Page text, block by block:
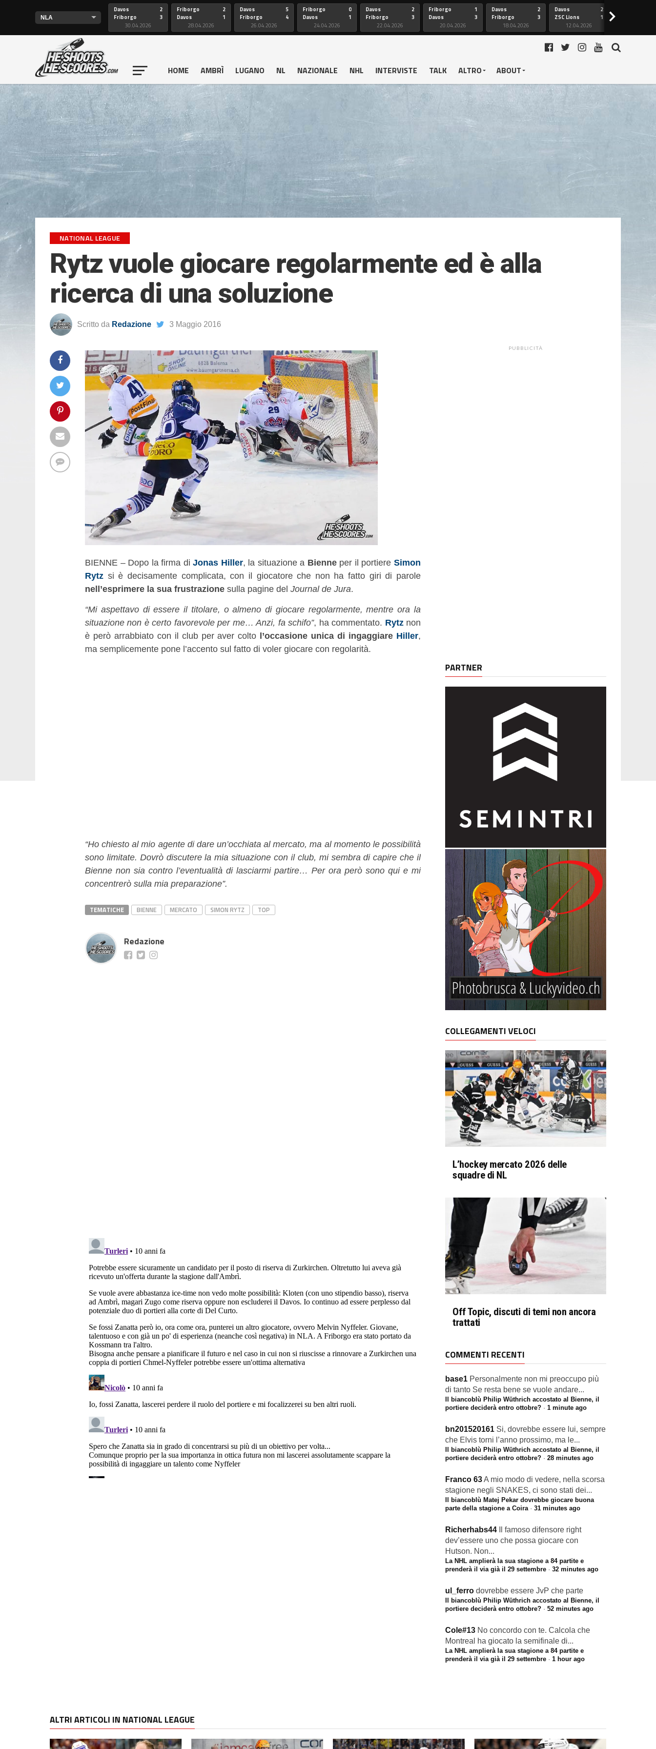
Davos
Friborgo
2
3
30.04.2026
Friborgo
Davos
2
1
28.04.2026
Davos
Friborgo
5
4
26.04.2026
Friborgo
Davos
0
1
24.04.2026
Davos
Friborgo
2
3
22.04.2026
Friborgo
Davos
1
3
20.04.2026
Davos
Friborgo
2
3
18.04.2026
Davos
ZSC Lions
2
1
12.04.2026
>
HOME AMBRÌ LUGANO NL NAZIONALE NHL INTERVISTE TALK ALTRO ABOUT
NATIONAL LEAGUE
Rytz vuole giocare regolarmente ed è alla
ricerca di una soluzione
Scritto da Redazione 3 Maggio 2016
BIENNE – Dopo la firma diJonas Hiller, la situazione a Bienneper il portiereSimon
Rytz si è decisamente complicata, con il giocatore che non ha fatto giri di parole
nell’esprimere la sua frustrazione sulla pagine del Journal de Jura.
“Mi aspettavo di essere il titolare, o almeno di giocare regolarmente, mentre ora la
situazione non è certo favorevole per me… Anzi, fa schifo”, ha commentato. Rytznon
è però arrabbiato con il club per aver colto l’occasione unica di ingaggiare Hiller,
ma semplicemente pone l’accento sul fatto di voler giocare con regolarità.
“Ho chiesto al mio agente di dare un’occhiata al mercato, ma al momento le possibilità
sono limitate. Dovrò discutere la mia situazione con il club, mi sembra di capire che il
Bienne non sia contro l’eventualità di lasciarmi partire… Per ora però sono qui e mi
concentrerò sulla mia preparazione”.
TEMATICHE BIENNE MERCATO SIMON RYTZ TOP
Redazione
PUBBLICITÀ
PARTNER
COLLEGAMENTI VELOCI
L’hockey mercato 2026 delle
squadre di NL
Off Topic, discuti di temi non ancora
trattati
COMMENTI RECENTI
base1 Personalmente non mi preoccupo più
di tanto Se resta bene se vuole andare...
Il biancoblù Philip Wüthrich accostato al Bienne, il
portiere deciderà entro ottobre? · 1 minute ago
bn201520161 Si, dovrebbe essere lui, sempre
che Elvis torni l’anno prossimo, ma le...
Il biancoblù Philip Wüthrich accostato al Bienne, il
portiere deciderà entro ottobre? · 28 minutes ago
Franco 63A mio modo di vedere, nella scorsa
stagione negli SNAKES, ci sono stati dei...
Il biancoblù Matej Pekar dovrebbe giocare buona
parte della stagione a Coira· 31 minutes ago
Richerhabs44
Il famoso difensore right
dev’essere uno che possa giocare con
Hutson. Non...
La NHL amplierà la sua stagione a 84 partite e
prenderà il via già il 29 settembre · 32 minutes ago
ul_ferro dovrebbe essere JvP che parte
Il biancoblù Philip Wüthrich accostato al Bienne, il
portiere deciderà entro ottobre? · 52 minutes ago
Cole#13 No concordo con te. Calcola che
Montreal ha giocato la semifinale di...
La NHL amplierà la sua stagione a 84 partite e
prenderà il via già il 29 settembre · 1 hour ago
ALTRI ARTICOLI IN NATIONAL LEAGUE